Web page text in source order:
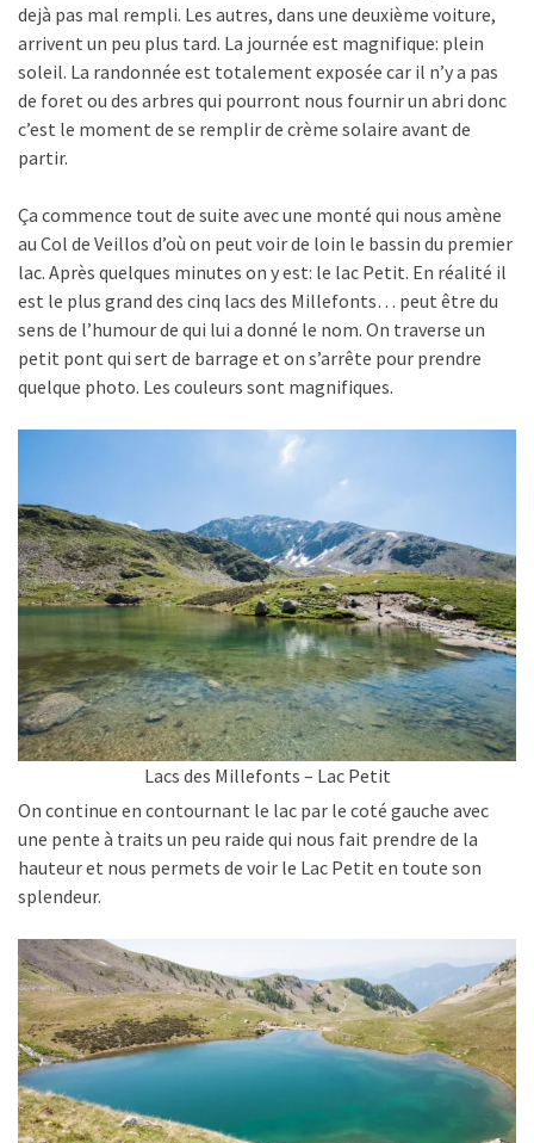
dejà pas mal rempli. Les autres, dans une deuxième voiture,
arrivent un peu plus tard. La journée est magnifique: plein
soleil. La randonnée est totalement exposée car il n’y a pas
de foret ou des arbres qui pourront nous fournir un abri donc
c’est le moment de se remplir de crème solaire avant de
partir.
Ça commence tout de suite avec une monté qui nous amène
au Col de Veillos d’où on peut voir de loin le bassin du premier
lac. Après quelques minutes on y est: le lac Petit. En réalité il
est le plus grand des cinq lacs des Millefonts… peut être du
sens de l’humour de qui lui a donné le nom. On traverse un
petit pont qui sert de barrage et on s’arrête pour prendre
quelque photo. Les couleurs sont magnifiques.
Lacs des Millefonts – Lac Petit
On continue en contournant le lac par le coté gauche avec
une pente à traits un peu raide qui nous fait prendre de la
hauteur et nous permets de voir le Lac Petit en toute son
splendeur.